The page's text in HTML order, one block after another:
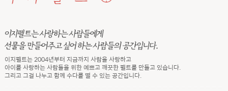
이지펠트는 2004년부터 지금까지 사람을 사랑하고
아이를 사랑하는 사람들을 위한 예쁘고 깨끗한 펠트를 만들고 있습니다.
그리고 그걸 나누고 함께 수다를 떨 수 있는 공간입니다.